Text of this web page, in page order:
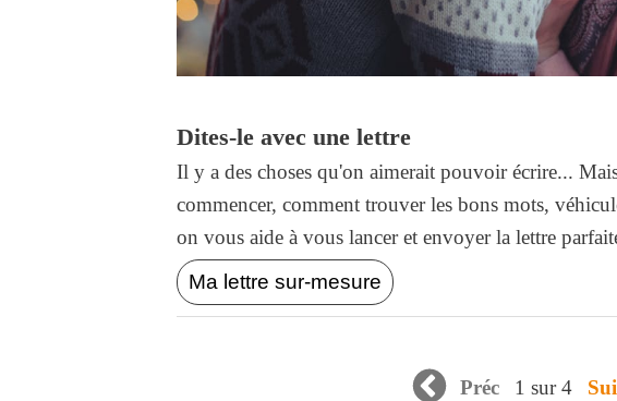
Dites-le avec une lettre
Il y a des choses qu'on aimerait pouvoir écrire...
commencer, comment trouver les bons mots,
on vous aide à vous lancer et envoyer la lettre
Ma lettre sur-mesure
Préc 1 sur 4